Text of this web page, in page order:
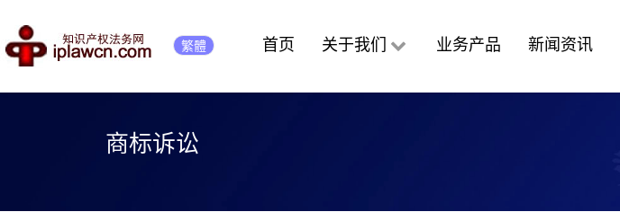
繁體 首页 关于我们 业务产品 新闻资讯
商标诉讼